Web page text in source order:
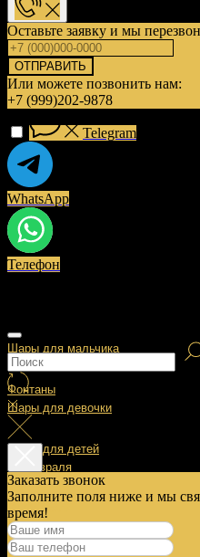
Шары для мальчика
Фонтаны
Шары для девочки
Шары для детей
14 Февраля
23 Февраля
8 Марта
Оставьте заявку и мы
ОТПРАВИТЬ
Или можете позвонить нам:
+7 (999)202-9878
Telegram
WhatsApp
Телефон
Заказать звонок
Заполните поля ниже и мы
время!